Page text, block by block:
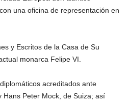
una oficina de representación en
y Escritos de la Casa de Su
monarca Felipe VI.
acreditados ante
Hans Peter Mock, de Suiza; así